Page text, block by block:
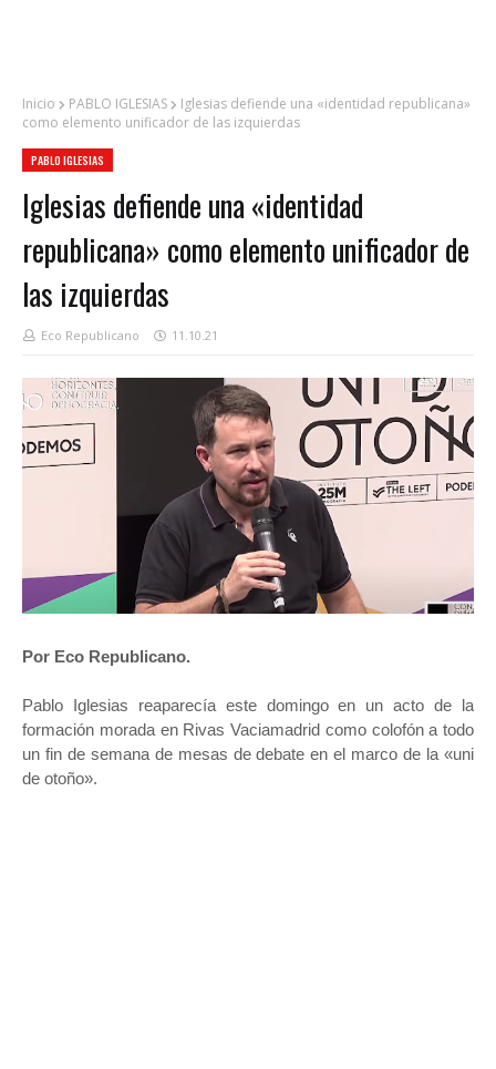
Inicio PABLO IGLESIAS
Iglesias defiende una «identidad republicana»
como elemento unificador de las izquierdas
PABLO IGLESIAS
Iglesias defiende una «identidad
republicana» como elemento unificador de
las izquierdas
Eco Republicano 11.10.21
Por Eco Republicano.
Pablo Iglesias reaparecía este domingo en un acto de la
formación morada en Rivas Vaciamadrid como colofón a todo
un fin de semana de mesas de debate en el marco de la «uni
de otoño».